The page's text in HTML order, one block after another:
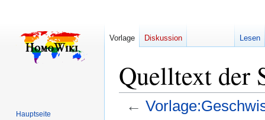
Quelltext der
←
Vorlage Diskussion Lesen
Hauptseite